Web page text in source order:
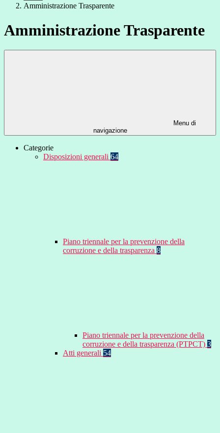
Amministrazione Trasparente
Amministrazione Trasparente
Menu di
navigazione
Categorie
Disposizioni generali 64
Piano triennale per la prevenzione della
corruzione e della trasparenza 8
Piano triennale per la prevenzione della
corruzione e della trasparenza (PTPCT) 3
Atti generali 54